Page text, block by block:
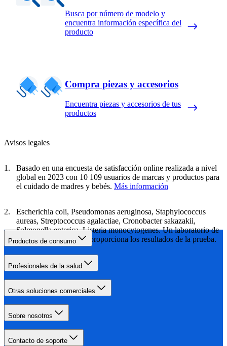
Busca por número de modelo y
encuentra información específica del
producto
Compra piezas y accesorios
Encuentra piezas y accesorios de tus
productos
Avisos legales
Basado en una encuesta de satisfacción online realizada a nivel
global en 2023 con 10 109 usuarios de marcas y productos para
el cuidado de madres y bebés. Más información
Escherichia coli, Pseudomonas aeruginosa, Staphylococcus
aureas, Streptococcus agalactiae, Cronobacter sakazakii,
Salmonella enterica, Listeria monocytogenes. Un laboratorio de
pruebas independiente proporciona los resultados de la prueba.
Productos de consumo
Profesionales de la salud
Otras soluciones comerciales
Sobre nosotros
Contacto de soporte